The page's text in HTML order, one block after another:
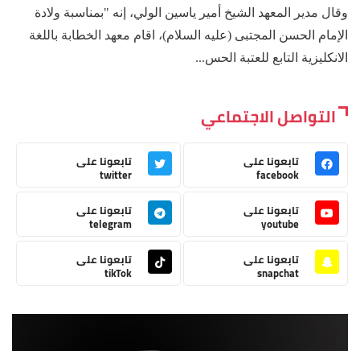
وقال مدير المعهد الشيخ أمير ياسين الولي، إنه "بمناسبة ولادة
الإمام الحسن المجتبى (عليه السلام)، اقام معهد الخطابة باللغة
الانكليزية التابع للعتبة الحس...
التواصل الاجتماعي
تابعونا على
facebook
تابعونا على
twitter
تابعونا على
youtube
تابعونا على
telegram
تابعونا على
snapchat
تابعونا على
tikTok